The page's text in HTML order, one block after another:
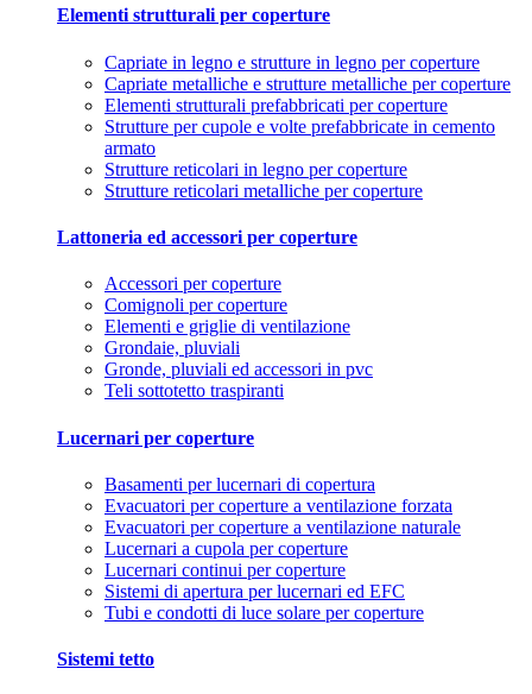
Elementi strutturali per coperture
Capriate in legno e strutture in legno per coperture
Capriate metalliche e strutture metalliche per coperture
Elementi strutturali prefabbricati per coperture
Strutture per cupole e volte prefabbricate in cemento
armato
Strutture reticolari in legno per coperture
Strutture reticolari metalliche per coperture
Lattoneria ed accessori per coperture
Accessori per coperture
Comignoli per coperture
Elementi e griglie di ventilazione
Grondaie, pluviali
Gronde, pluviali ed accessori in pvc
Teli sottotetto traspiranti
Lucernari per coperture
Basamenti per lucernari di copertura
Evacuatori per coperture a ventilazione forzata
Evacuatori per coperture a ventilazione naturale
Lucernari a cupola per coperture
Lucernari continui per coperture
Sistemi di apertura per lucernari ed EFC
Tubi e condotti di luce solare per coperture
Sistemi tetto